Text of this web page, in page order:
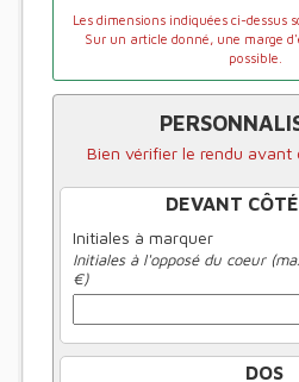
Les dimensions indiquées ci-dessus
Sur un article donné, une marge
possible.
Bien vérifier le rendu
DEVANT
Initiales à marquer
Initiales à l'opposé du coeur
€)
DOS